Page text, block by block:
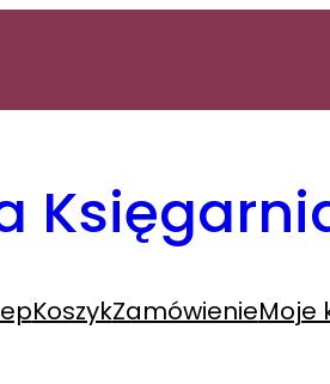
KoszykZamówienieMoje